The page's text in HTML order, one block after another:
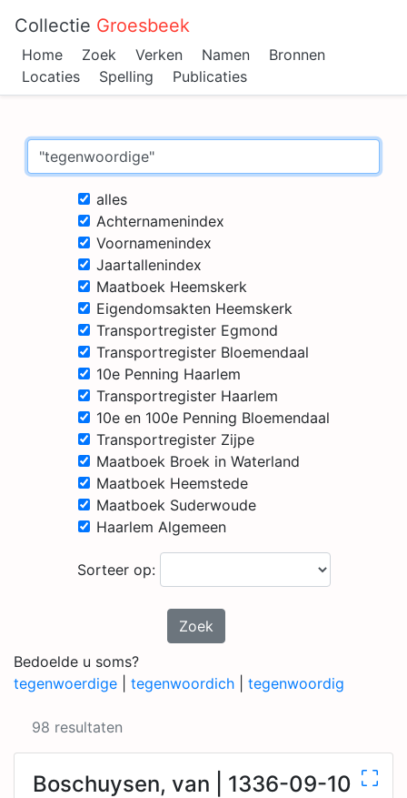
Collectie Groesbeek
Home Zoek Verken Namen
Bronnen
Locaties
Spelling Publicaties
alles
Achternamenindex
Voornamenindex
Jaartallenindex
Maatboek Heemskerk
Eigendomsakten Heemskerk
Transportregister Egmond
Transportregister Bloemendaal
10e Penning Haarlem
Transportregister Haarlem
10e en 100e Penning Bloemendaal
Transportregister Zijpe
Maatboek Broek in Waterland
Maatboek Heemstede
Maatboek Suderwoude
Haarlem Algemeen
Sorteer op:
Zoek
Bedoelde u soms?
tegenwoerdige
tegenwoordich tegenwoordig
98 resultaten
Boschuysen, van | 1336-09-10